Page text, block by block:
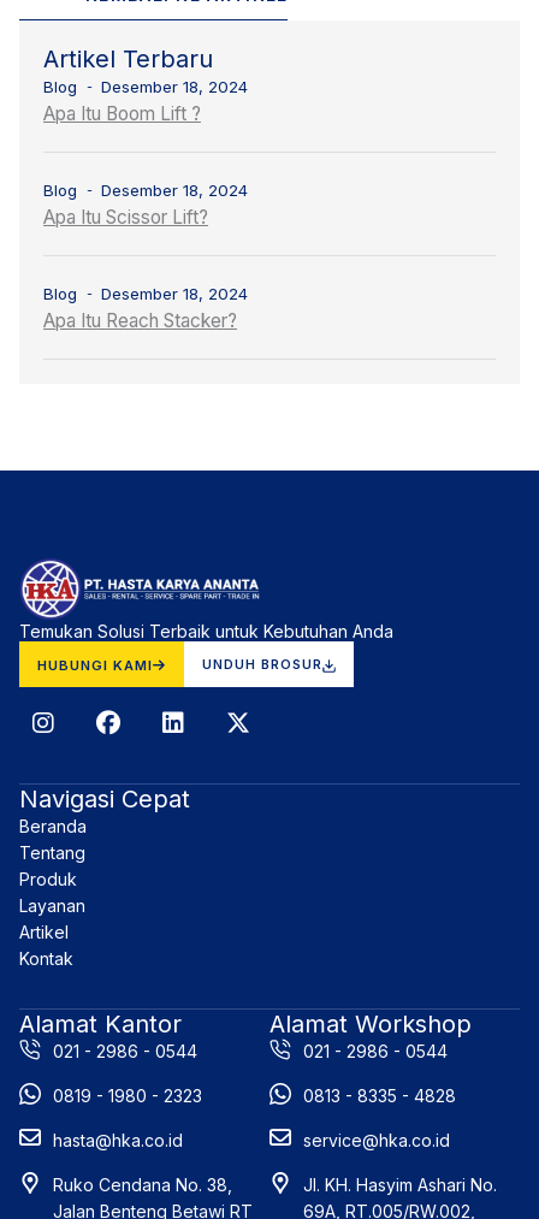
Artikel Terbaru
Blog Desember 18, 2024
Apa Itu Boom Lift ?
Blog Desember 18, 2024
Apa Itu Scissor Lift?
Blog Desember 18, 2024
Apa Itu Reach Stacker?
Temukan Solusi Terbaik untuk Kebutuhan Anda
HUBUNGI KAMI UNDUH BROSUR
I
n
t
a
g
r
a
m
F
a
e
b
L
i
k
e
X
-
w
Navigasi Cepat
Beranda
Tentang
Produk
Layanan
Artikel
Kontak
Alamat Kantor
021 - 2986 - 0544
0819 - 1980 - 2323
hasta@hka.co.id
Ruko Cendana No. 38,
Jalan Benteng Betawi RT
Alamat Workshop
021 - 2986 - 0544
0813 - 8335 - 4828
service@hka.co.id
Jl. KH. Hasyim Ashari No.
69A, RT.005/RW.002,